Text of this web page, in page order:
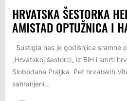
HRVATSKA ŠESTORKA
AMISTAD OPTUŽNICA I
Sustigla nas je godišnjica sramne
„Hrvatskoj šestorci„ iz BiH i smrti
Slobodana Praljka. Pet hrvatskih
sahranjeni...